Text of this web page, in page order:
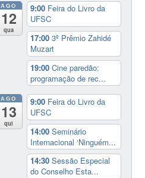
AGO
12
qua
9:00 Feira do Livro da
UFSC
17:003º Prêmio Zahidé
Muzart
19:00Cine paredão:
programação de rec...
AGO
13
qui
9:00 Feira do Livro da
UFSC
14:00Seminário
Internacional ‘Ninguém...
14:30Sessão Especial
do Conselho Esta...